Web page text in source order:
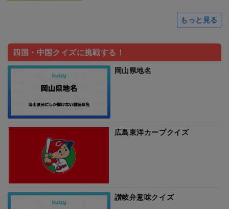
もっと見る
四国・中国クイズに挑戦する！
岡山県地名
広島東洋カープクイズ
讃岐弁意味クイズ